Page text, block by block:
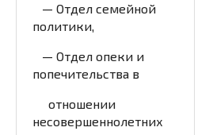
— Отдел семейной
политики,
— Отдел опеки и
попечительства в
отношении
несовершеннолетних